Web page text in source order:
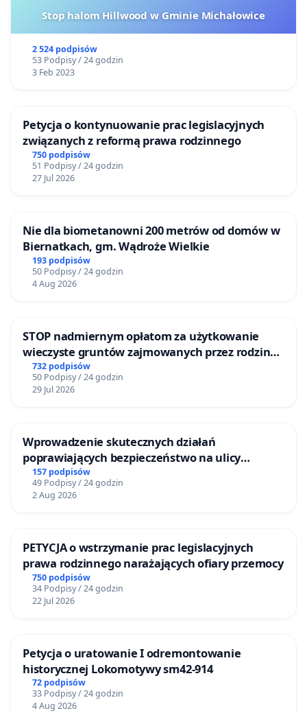
Stop halom Hillwood w Gminie Michałowice
2 524 podpisów
53 Podpisy / 24 godzin
3 Feb 2023
Petycja o kontynuowanie prac legislacyjnych
związanych z reformą prawa rodzinnego
750 podpisów
51 Podpisy / 24 godzin
27 Jul 2026
Nie dla biometanowni 200 metrów od domów w
Biernatkach, gm. Wądroże Wielkie
193 podpisów
50 Podpisy / 24 godzin
4 Aug 2026
STOP nadmiernym opłatom za użytkowanie
wieczyste gruntów zajmowanych przez rodzinne
ogrody działkowe.
732 podpisów
50 Podpisy / 24 godzin
29 Jul 2026
Wprowadzenie skutecznych działań
poprawiających bezpieczeństwo na ulicy
Żeromskiego w Otwocku
157 podpisów
49 Podpisy / 24 godzin
2 Aug 2026
PETYCJA o wstrzymanie prac legislacyjnych
prawa rodzinnego narażających ofiary przemocy
750 podpisów
34 Podpisy / 24 godzin
22 Jul 2026
Petycja o uratowanie I odremontowanie
historycznej Lokomotywy sm42-914
72 podpisów
33 Podpisy / 24 godzin
4 Aug 2026